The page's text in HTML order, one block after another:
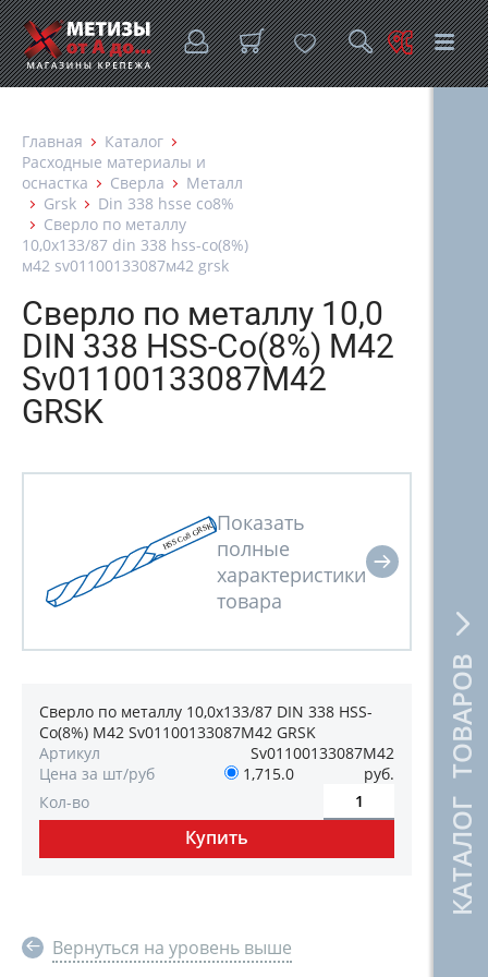
КАТАЛОГ ТОВАРОВ
Главная
Каталог
Расходные материалы и
оснастка
Сверла
Металл
Grsk
Din 338 hsse co8%
Сверло по металлу
10,0х133/87 din 338 hss-co(8%)
м42 sv01100133087м42 grsk
Сверло по металлу 10,0
DIN 338 HSS-Co(8%) М42
Sv01100133087М42
GRSK
Сверло по металлу 10,0х133/87 DIN 338 HSS-
Co(8%) М42 Sv01100133087М42 GRSK
Артикул
Sv01100133087М42
Цена за шт/руб
1,715.0
руб.
Кол-во
Вернуться на уровень выше